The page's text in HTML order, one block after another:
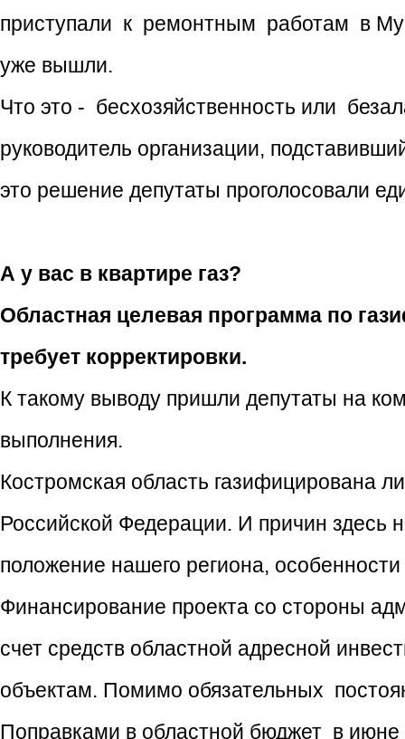
приступали к ремонтным работам в
уже вышли.
Что это - бесхозяйственность или
руководитель организации,
это решение депутаты проголосовали
А у вас в квартире газ?
Областная целевая программа по
требует корректировки.
К такому выводу пришли депутаты на
выполнения.
Костромская область газифицирована
Российской Федерации. И причин здесь
положение нашего региона, особенности
Финансирование проекта со стороны
счет средств областной адресной
объектам. Помимо обязательных
Поправками в областной бюджет в